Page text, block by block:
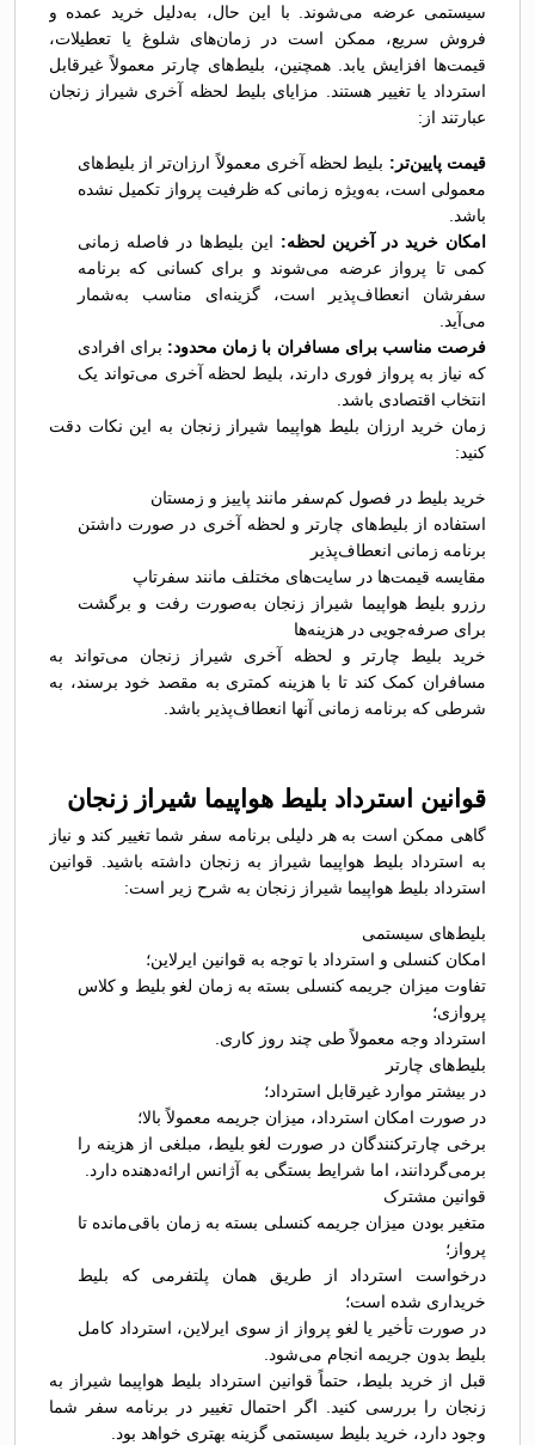
سیستمی عرضه می‌شوند. با این حال، به‌دلیل خرید عمده و
فروش سریع، ممکن است در زمان‌های شلوغ یا تعطیلات،
قیمت‌ها افزایش یابد. همچنین، بلیط‌های چارتر معمولاً غیرقابل
استرداد یا تغییر هستند. مزایای بلیط لحظه آخری شیراز زنجان
عبارتند از:
قیمت پایین‌تر: بلیط لحظه آخری معمولاً ارزان‌تر از بلیط‌های
معمولی است، به‌ویژه زمانی که ظرفیت پرواز تکمیل نشده
باشد.
امکان خرید در آخرین لحظه: این بلیط‌ها در فاصله زمانی
کمی تا پرواز عرضه می‌شوند و برای کسانی که برنامه
سفرشان انعطاف‌پذیر است، گزینه‌ای مناسب به‌شمار
می‌آید.
فرصت مناسب برای مسافران با زمان محدود: برای افرادی
که نیاز به پرواز فوری دارند، بلیط لحظه آخری می‌تواند یک
انتخاب اقتصادی باشد.
زمان خرید ارزان بلیط هواپیما شیراز زنجان به این نکات دقت
کنید:
خرید بلیط در فصول کم‌سفر مانند پاییز و زمستان
استفاده از بلیط‌های چارتر و لحظه آخری در صورت داشتن
برنامه زمانی انعطاف‌پذیر
مقایسه قیمت‌ها در سایت‌های مختلف مانند سفرتاپ
رزرو بلیط هواپیما شیراز زنجان به‌صورت رفت و برگشت
برای صرفه‌جویی در هزینه‌ها
خرید بلیط چارتر و لحظه آخری شیراز زنجان می‌تواند به
مسافران کمک کند تا با هزینه کمتری به مقصد خود برسند، به
شرطی که برنامه زمانی آنها انعطاف‌پذیر باشد.
قوانین استرداد بلیط هواپیما شیراز زنجان
گاهی ممکن است به هر دلیلی برنامه سفر شما تغییر کند و نیاز
به استرداد بلیط هواپیما شیراز به زنجان داشته باشید. قوانین
استرداد بلیط هواپیما شیراز زنجان به شرح زیر است:
بلیط‌های سیستمی
امکان کنسلی و استرداد با توجه به قوانین ایرلاین؛
تفاوت میزان جریمه کنسلی بسته به زمان لغو بلیط و کلاس
پروازی؛
استرداد وجه معمولاً طی چند روز کاری.
بلیط‌های چارتر
در بیشتر موارد غیرقابل استرداد؛
در صورت امکان استرداد، میزان جریمه معمولاً بالا؛
برخی چارترکنندگان در صورت لغو بلیط، مبلغی از هزینه را
برمی‌گردانند، اما شرایط بستگی به آژانس ارائه‌دهنده دارد.
قوانین مشترک
متغیر بودن میزان جریمه کنسلی بسته به زمان باقی‌مانده تا
پرواز؛
درخواست استرداد از طریق همان پلتفرمی که بلیط
خریداری شده است؛
در صورت تأخیر یا لغو پرواز از سوی ایرلاین، استرداد کامل
بلیط بدون جریمه انجام می‌شود.
قبل از خرید بلیط، حتماً قوانین استرداد بلیط هواپیما شیراز به
زنجان را بررسی کنید. اگر احتمال تغییر در برنامه سفر شما
وجود دارد، خرید بلیط سیستمی گزینه بهتری خواهد بود.